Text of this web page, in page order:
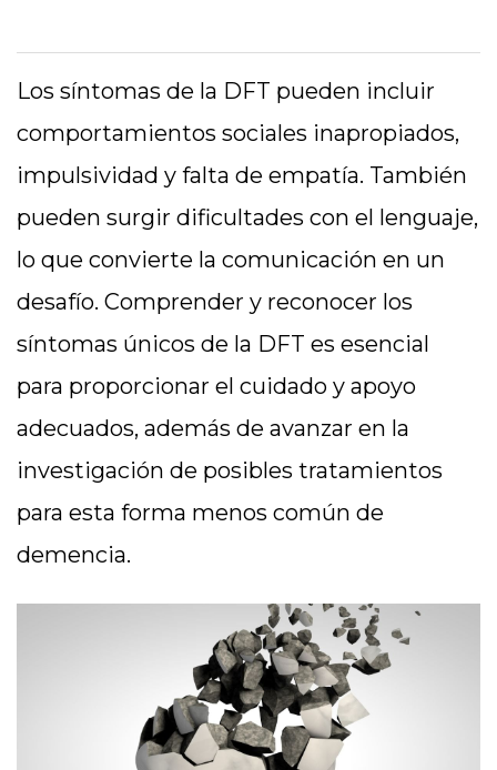
Los síntomas de la DFT pueden incluir
comportamientos sociales inapropiados,
impulsividad y falta de empatía. También
pueden surgir dificultades con el lenguaje,
lo que convierte la comunicación en un
desafío. Comprender y reconocer los
síntomas únicos de la DFT es esencial
para proporcionar el cuidado y apoyo
adecuados, además de avanzar en la
investigación de posibles tratamientos
para esta forma menos común de
demencia.